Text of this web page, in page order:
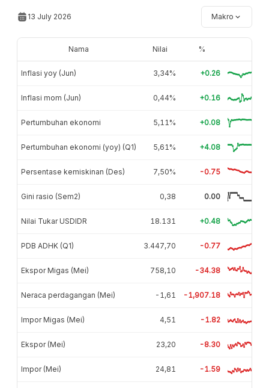
13 July 2026 Makro
Nama Nilai %
Inflasi yoy (Jun) 3,34% +0.26
Inflasi mom (Jun) 0,44% +0.16
Pertumbuhan ekonomi 5,11% +0.08
Pertumbuhan ekonomi (yoy) (Q1) 5,61% +4.08
Persentase kemiskinan (Des) 7,50% -0.75
Gini rasio (Sem2) 0,38 0.00
Nilai Tukar USDIDR 18.131 +0.48
PDB ADHK (Q1) 3.447,70 -0.77
Ekspor Migas (Mei) 758,10 -34.38
Neraca perdagangan (Mei) -1,61 -1,907.18
Impor Migas (Mei) 4,51 -1.82
Ekspor (Mei) 23,20 -8.30
Impor (Mei) 24,81 -1.59